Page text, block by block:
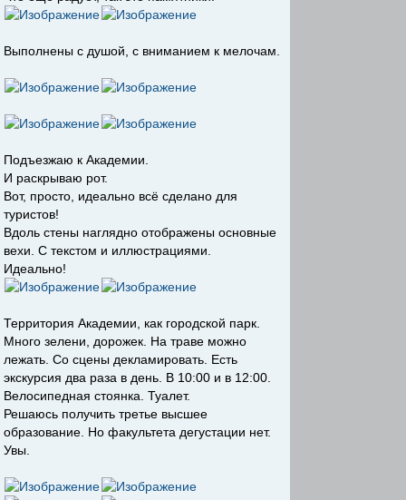
Выполнены с душой, с вниманием к мелочам.
Подъезжаю к Академии.
И раскрываю рот.
Вот, просто, идеально всё сделано для
туристов!
Вдоль стены наглядно отображены основные
вехи. С текстом и иллюстрациями.
Идеально!
Территория Академии, как городской парк.
Много зелени, дорожек. На траве можно
лежать. Со сцены декламировать. Есть
экскурсия два раза в день. В 10:00 и в 12:00.
Велосипедная стоянка. Туалет.
Решаюсь получить третье высшее
образование. Но факультета дегустации нет.
Увы.